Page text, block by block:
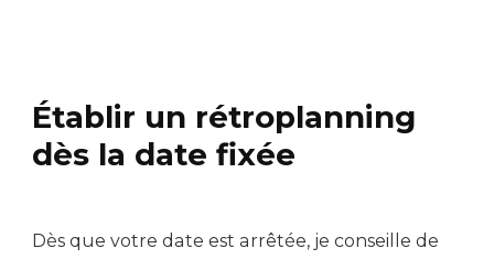
Établir un rétroplanning
dès la date fixée
Dès que votre date est arrêtée, je conseille de